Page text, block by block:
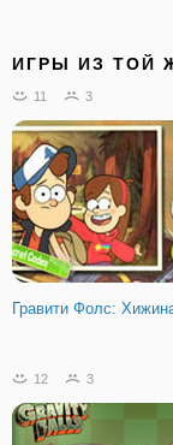
ИГРЫ ИЗ ТОЙ
11 3
Гравити Фолс:
12 3